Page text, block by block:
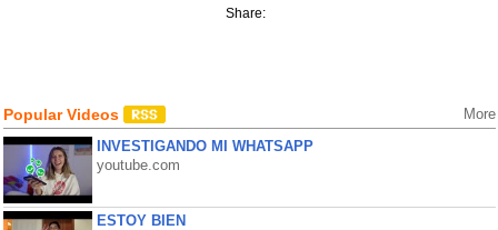
Share:
Popular Videos More
INVESTIGANDO MI WHATSAPP
youtube.com
ESTOY BIEN